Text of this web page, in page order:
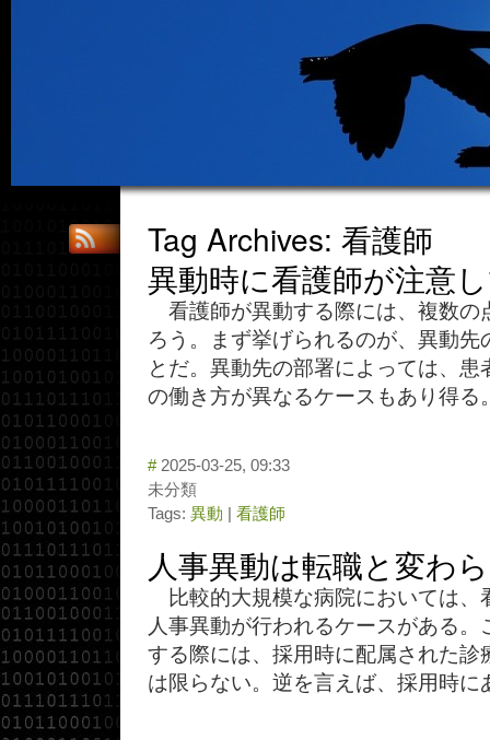
Tag Archives: 看護師
異動時に看護師が注意
看護師が異動する際には、複数の
ろう。まず挙げられるのが、異動
とだ。異動先の部署によっては、
の働き方が異なるケースもあり得
# 2025-03-25, 09:33
未分類
Tags: 異動 | 看護師
人事異動は転職と変わ
比較的大規模な病院においては、
人事異動が行われるケースがある
する際には、採用時に配属された診
は限らない。逆を言えば、採用時